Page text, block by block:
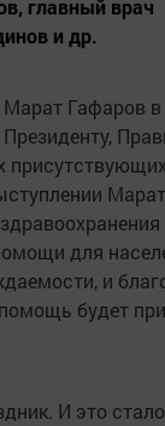
главный врач
и др.
Марат Гафаров
Марат
для
и
будет
И это стало